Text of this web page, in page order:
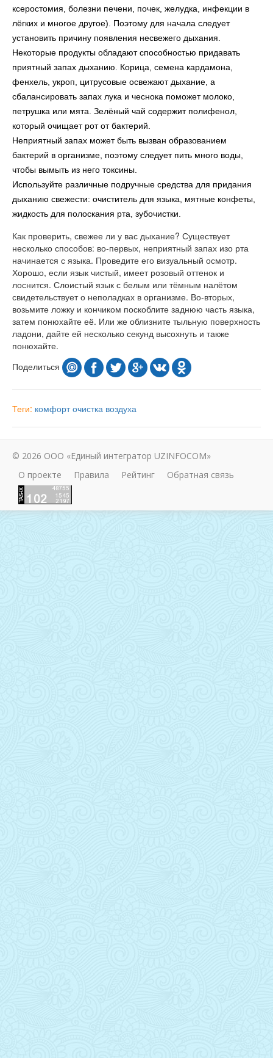
ксеростомия, болезни печени, почек, желудка, инфекции в
лёгких и многое другое). Поэтому для начала следует
установить причину появления несвежего дыхания.
Некоторые продукты обладают способностью придавать
приятный запах дыханию. Корица, семена кардамона,
фенхель, укроп, цитрусовые освежают дыхание, а
сбалансировать запах лука и чеснока поможет молоко,
петрушка или мята. Зелёный чай содержит полифенол,
который очищает рот от бактерий.
Неприятный запах может быть вызван образованием
бактерий в организме, поэтому следует пить много воды,
чтобы вымыть из него токсины.
Используйте различные подручные средства для придания
дыханию свежести: очиститель для языка, мятные конфеты,
жидкость для полоскания рта, зубочистки.
Как проверить, свежее ли у вас дыхание? Существует
несколько способов: во-первых, неприятный запах изо рта
начинается с языка. Проведите его визуальный осмотр.
Хорошо, если язык чистый, имеет розовый оттенок и
лоснится. Слоистый язык с белым или тёмным налётом
свидетельствует о неполадках в организме. Во-вторых,
возьмите ложку и кончиком поскоблите заднюю часть языка,
затем понюхайте её. Или же облизните тыльную поверхность
ладони, дайте ей несколько секунд высохнуть и также
понюхайте.
Поделиться
Теги: комфорт очистка воздуха
© 2026 ООО «Единый интегратор UZINFOCOM»
О проекте
Правила Рейтинг Обратная связь